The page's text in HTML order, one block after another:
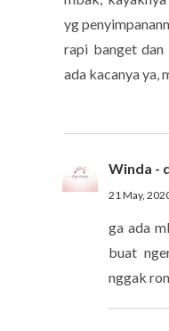
yg
rapi banget dan
ada kacanya ya,
Winda -
21 May,
ga ada
buat
nggak